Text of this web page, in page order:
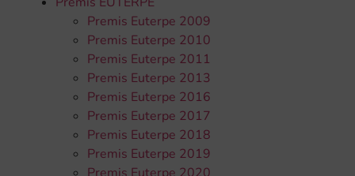
Premis Euterpe 2009
Premis Euterpe 2010
Premis Euterpe 2011
Premis Euterpe 2013
Premis Euterpe 2016
Premis Euterpe 2017
Premis Euterpe 2018
Premis Euterpe 2019